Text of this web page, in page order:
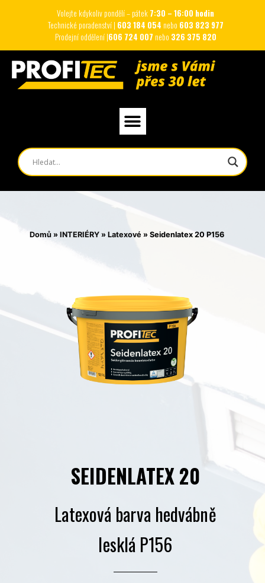
Volejte kdykoliv pondělí – pátek 7:30 – 16:00 hodin
Technické poradenství | 603 184 054 nebo 603 823 977
Prodejní oddělení |606 724 007 nebo 326 375 820
Domů » INTERIÉRY » Latexové » Seidenlatex 20 P156
SEIDENLATEX 20
Latexová barva hedvábně
lesklá P156